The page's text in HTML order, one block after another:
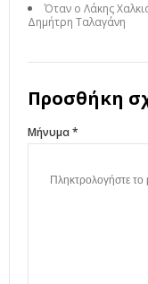
Όταν ο Λάκης
Δημήτρη Ταλαγάνη
Προσθήκη
Μήνυμα *